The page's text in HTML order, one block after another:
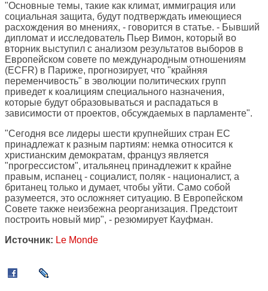
"Основные темы, такие как климат, иммиграция или
социальная защита, будут подтверждать имеющиеся
расхождения во мнениях, - говорится в статье. - Бывший
дипломат и исследователь Пьер Вимон, который во
вторник выступил с анализом результатов выборов в
Европейском совете по международным отношениям
(ECFR) в Париже, прогнозирует, что "крайняя
переменчивость" в эволюции политических групп
приведет к коалициям специального назначения,
которые будут образовываться и распадаться в
зависимости от проектов, обсуждаемых в парламенте".
"Сегодня все лидеры шести крупнейших стран ЕС
принадлежат к разным партиям: немка относится к
христианским демократам, француз является
"прогрессистом", итальянец принадлежит к крайне
правым, испанец - социалист, поляк - националист, а
британец только и думает, чтобы уйти. Само собой
разумеется, это осложняет ситуацию. В Европейском
Совете также неизбежна реорганизация. Предстоит
построить новый мир", - резюмирует Кауфман.
Источник: Le Monde